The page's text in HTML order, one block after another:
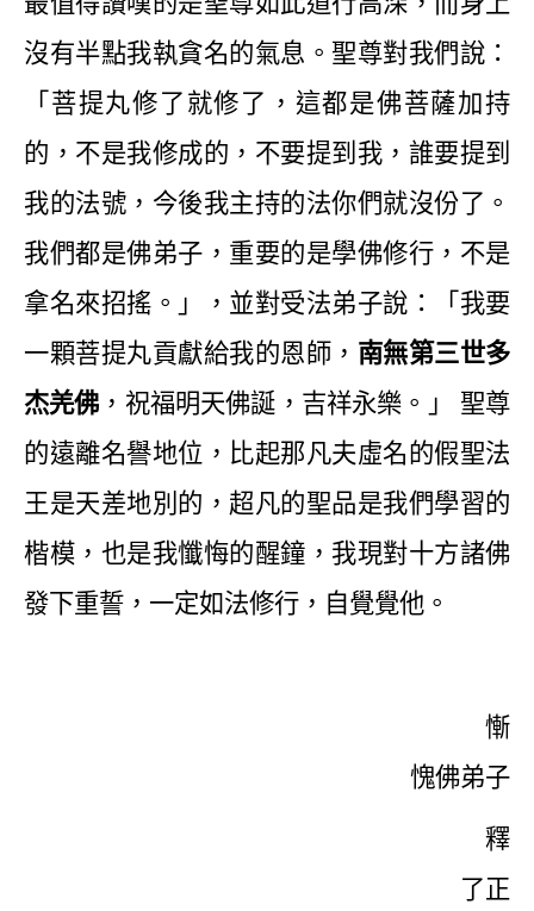
沒有半點我執貪名的氣息。聖尊對我們說：
「菩提丸修了就修了，這都是佛菩薩加持
的，不是我修成的，不要提到我，誰要提到
我的法號，今後我主持的法你們就沒份了。
我們都是佛弟子，重要的是學佛修行，不是
拿名來招搖。」，並對受法弟子說：「我要
一顆菩提丸貢獻給我的恩師， 南無第三世多
杰羌佛 ，祝福明天佛誕，吉祥永樂。」
聖尊
的遠離名譽地位，比起那凡夫虛名的假聖法
王是天差地別的，超凡的聖品是我們學習的
楷模，也是我懺悔的醒鐘，我現對十方諸佛
發下重誓，一定如法修行，自覺覺他。
慚
愧佛弟子
釋
了正